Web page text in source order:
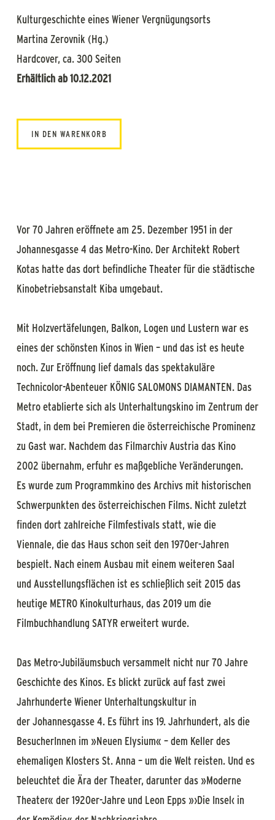
Kulturgeschichte eines Wiener Vergnügungsorts
Martina Zerovnik (Hg.)
Hardcover, ca. 300 Seiten
Erhältlich ab 10.12.2021
IN DEN WARENKORB
Vor 70 Jahren eröffnete am 25. Dezember 1951 in der
Johannesgasse 4 das Metro-Kino. Der Architekt Robert
Kotas hatte das dort befindliche Theater für die städtische
Kinobetriebsanstalt Kiba umgebaut.
Mit Holzvertäfelungen, Balkon, Logen und Lustern war es
eines der schönsten Kinos in Wien – und das ist es heute
noch. Zur Eröffnung lief damals das spektakuläre
Technicolor-Abenteuer KÖNIG SALOMONS DIAMANTEN. Das
Metro etablierte sich als Unterhaltungskino im Zentrum der
Stadt, in dem bei Premieren die österreichische Prominenz
zu Gast war. Nachdem das Filmarchiv Austria das Kino
2002 übernahm, erfuhr es maßgebliche Veränderungen.
Es wurde zum Programmkino des Archivs mit historischen
Schwerpunkten des österreichischen Films. Nicht zuletzt
finden dort zahlreiche Filmfestivals statt, wie die
Viennale, die das Haus schon seit den 1970er-Jahren
bespielt. Nach einem Ausbau mit einem weiteren Saal
und Ausstellungsflächen ist es schließlich seit 2015 das
heutige METRO Kinokulturhaus, das 2019 um die
Filmbuchhandlung SATYR erweitert wurde.
Das Metro-Jubiläumsbuch versammelt nicht nur 70 Jahre
Geschichte des Kinos. Es blickt zurück auf fast zwei
Jahrhunderte Wiener Unterhaltungskultur in
der Johannesgasse 4. Es führt ins 19. Jahrhundert, als die
BesucherInnen im »Neuen Elysium« – dem Keller des
ehemaligen Klosters St. Anna – um die Welt reisten. Und es
beleuchtet die Ära der Theater, darunter das »Moderne
Theater« der 1920er-Jahre und Leon Epps »›Die Insel‹ in